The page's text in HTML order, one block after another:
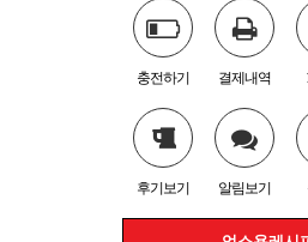
충전하기 결제내역
후기보기 알림보기